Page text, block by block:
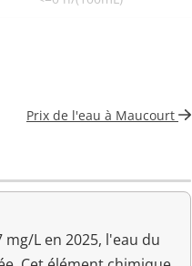
<=0,1 mg/L
>=6,5 et <=9 unité pH
Prix de l'eau à Maucourt
L en 2025, l'eau du